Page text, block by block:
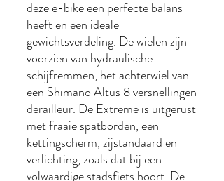
deze e-bike een perfecte balans
heeft en een ideale
gewichtsverdeling. De wielen zijn
voorzien van hydraulische
schijfremmen, het achterwiel van
een Shimano Altus 8 versnellingen
derailleur. De Extreme is uitgerust
met fraaie spatborden, een
kettingscherm, zijstandaard en
verlichting, zoals dat bij een
volwaardige stadsfiets hoort. De